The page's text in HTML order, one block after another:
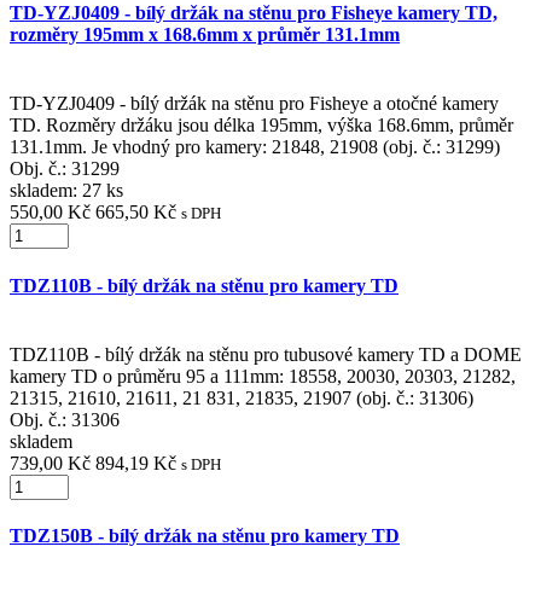
TD-YZJ0409 - bílý držák na stěnu pro Fisheye kamery TD,
rozměry 195mm x 168.6mm x průměr 131.1mm
TD-YZJ0409 - bílý držák na stěnu pro Fisheye a otočné kamery
TD. Rozměry držáku jsou délka 195mm, výška 168.6mm, průměr
131.1mm. Je vhodný pro kamery: 21848, 21908 (obj. č.: 31299)
Obj. č.: 31299
skladem: 27 ks
550,00 Kč 665,50 Kč s DPH
TDZ110B - bílý držák na stěnu pro kamery TD
TDZ110B - bílý držák na stěnu pro tubusové kamery TD a DOME
kamery TD o průměru 95 a 111mm: 18558, 20030, 20303, 21282,
21315, 21610, 21611, 21 831, 21835, 21907 (obj. č.: 31306)
Obj. č.: 31306
skladem
739,00 Kč 894,19 Kč s DPH
TDZ150B - bílý držák na stěnu pro kamery TD